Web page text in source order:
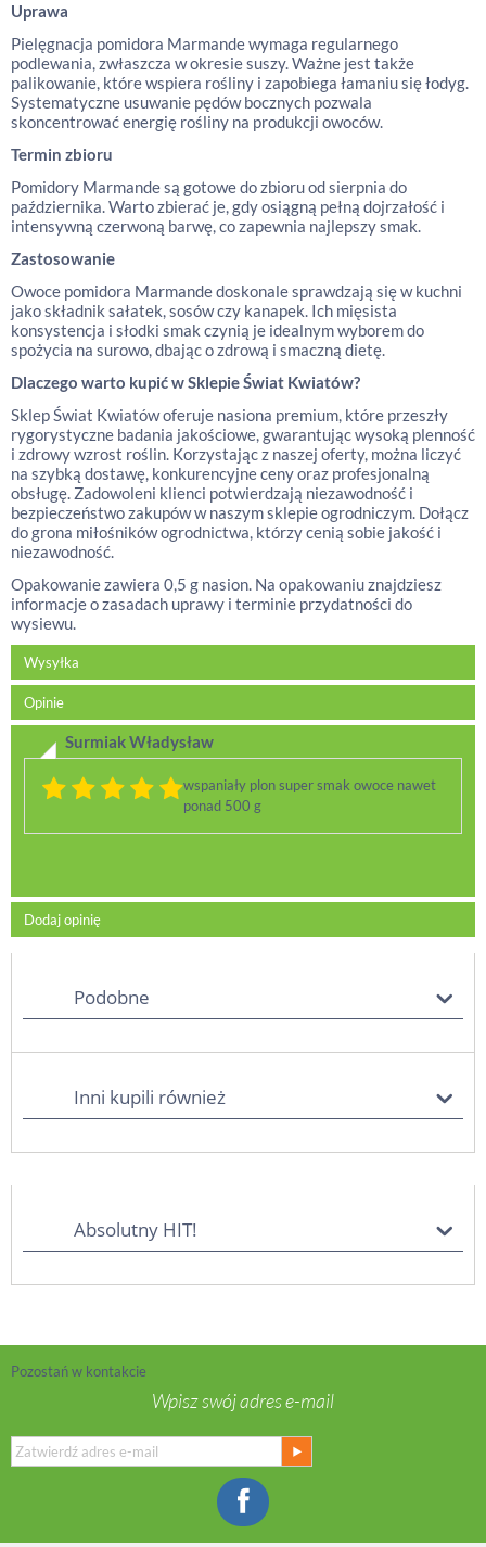
Uprawa
Pielęgnacja pomidora Marmande wymaga regularnego
podlewania, zwłaszcza w okresie suszy. Ważne jest także
palikowanie, które wspiera rośliny i zapobiega łamaniu się łodyg.
Systematyczne usuwanie pędów bocznych pozwala
skoncentrować energię rośliny na produkcji owoców.
Termin zbioru
Pomidory Marmande są gotowe do zbioru od sierpnia do
października. Warto zbierać je, gdy osiągną pełną dojrzałość i
intensywną czerwoną barwę, co zapewnia najlepszy smak.
Zastosowanie
Owoce pomidora Marmande doskonale sprawdzają się w kuchni
jako składnik sałatek, sosów czy kanapek. Ich mięsista
konsystencja i słodki smak czynią je idealnym wyborem do
spożycia na surowo, dbając o zdrową i smaczną dietę.
Dlaczego warto kupić w Sklepie Świat Kwiatów?
Sklep Świat Kwiatów oferuje nasiona premium, które przeszły
rygorystyczne badania jakościowe, gwarantując wysoką plenność
i zdrowy wzrost roślin. Korzystając z naszej oferty, można liczyć
na szybką dostawę, konkurencyjne ceny oraz profesjonalną
obsługę. Zadowoleni klienci potwierdzają niezawodność i
bezpieczeństwo zakupów w naszym sklepie ogrodniczym. Dołącz
do grona miłośników ogrodnictwa, którzy cenią sobie jakość i
niezawodność.
Opakowanie zawiera 0,5 g nasion. Na opakowaniu znajdziesz
informacje o zasadach uprawy i terminie przydatności do
wysiewu.
Wysyłka
Opinie
Surmiak Władysław
wspaniały plon super smak owoce nawet
ponad 500 g
Dodaj opinię
Podobne
Inni kupili również
Absolutny HIT!
Pozostań w kontakcie
Wpisz swój adres e-mail